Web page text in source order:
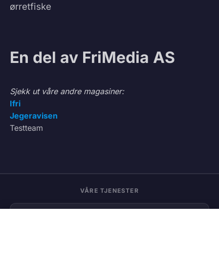
ørretfiske
En del av FriMedia AS
Sjekk ut våre andre magasiner:
Ifri
Jegeravisen
Testteam
VÅRE TJENESTER